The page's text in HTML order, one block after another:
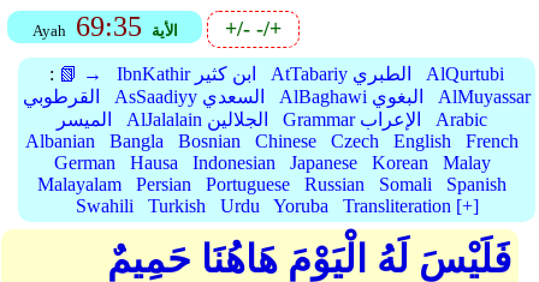
Ayah 69:35 الأية +/--/+
: 📗 → IbnKathir ابن كثير AtTabariy الطبري
AlQurtubi
القرطوبي
AsSaadiyy السعدي AlBaghawi البغوي
AlMuyassar
الميسر
AlJalalain الجلالين Grammar الإعراب
Arabic
Albanian
Bangla Bosnian Chinese Czech English
French
German
Hausa Indonesian Japanese Korean
Malay
Malayalam
Persian Portuguese Russian Somali
Spanish
Swahili
Turkish Urdu Yoruba Transliteration [+]
فَلَيْسَ لَهُ الْيَوْمَ هَاهُنَا حَمِيمٌ